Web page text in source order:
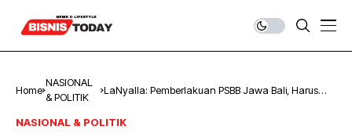
Home
NASIONAL
& POLITIK
LaNyalla: Pemberlakuan PSBB Jawa Bali, Harus
NASIONAL & POLITIK